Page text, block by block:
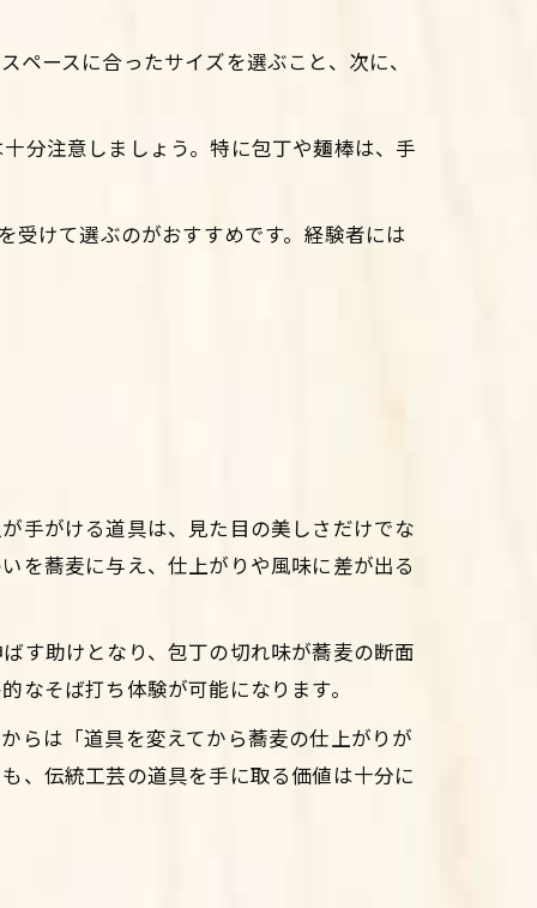
ースに合ったサイズを選ぶこと、次に、
分注意しましょう。特に包丁や麺棒は、手
受けて選ぶのがおすすめです。経験者には
手がける道具は、見た目の美しさだけでな
を蕎麦に与え、仕上がりや風味に差が出る
す助けとなり、包丁の切れ味が蕎麦の断面
そば打ち体験が可能になります。
らは「道具を変えてから蕎麦の仕上がりが
、伝統工芸の道具を手に取る価値は十分に